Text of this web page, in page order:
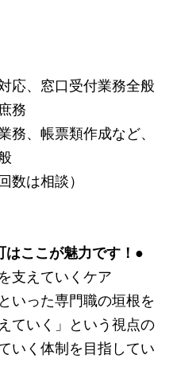
応、窓口受付業務全般
務
務、帳票類作成など、
数は相談）
はここが魅力です！●
支えていくケア
いった専門職の垣根を
ていく」という視点の
いく体制を目指してい